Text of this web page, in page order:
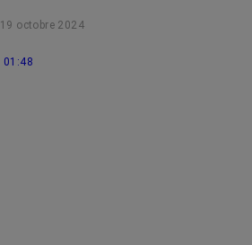
19 octobre 2024
01:48